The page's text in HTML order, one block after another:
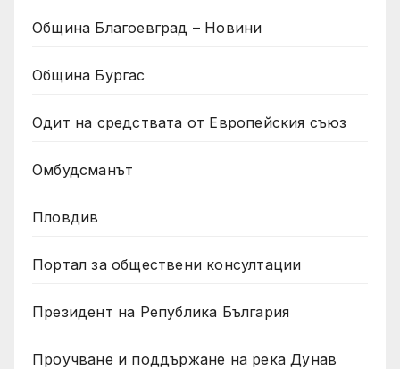
Община Благоевград – Новини
Община Бургас
Одит на средствата от Европейския съюз
Омбудсманът
Пловдив
Портал за обществени консултации
Президент на Република България
Проучване и поддържане на река Дунав